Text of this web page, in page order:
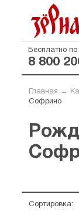
Бесплатно по
8 800
Главная →
Софрино
Сортировка: